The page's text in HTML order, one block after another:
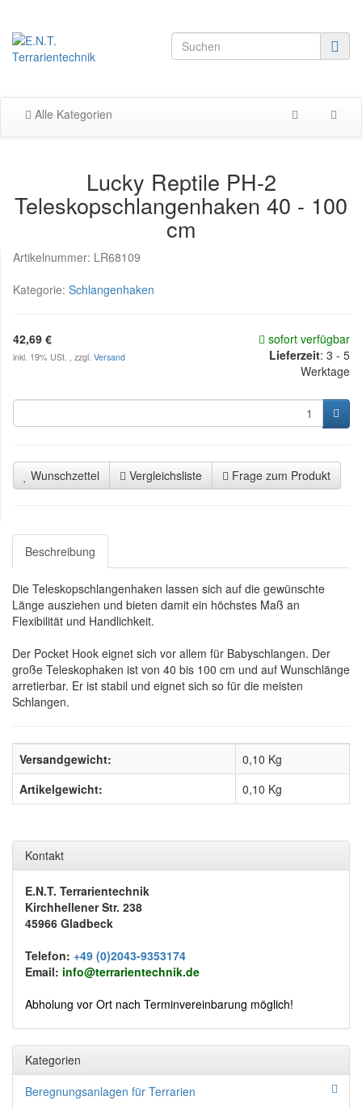
Alle Kategorien
Lucky Reptile PH-2
Teleskopschlangenhaken 40 - 100
cm
Artikelnummer: LR68109
Kategorie: Schlangenhaken
42,69 €
inkl. 19% USt. , zzgl. Versand
sofort verfügbar
Lieferzeit: 3 - 5
Werktage
Wunschzettel Vergleichsliste Frage zum Produkt
Beschreibung
Die Teleskopschlangenhaken lassen sich auf die gewünschte
Länge ausziehen und bieten damit ein höchstes Maß an
Flexibilität und Handlichkeit.
Der Pocket Hook eignet sich vor allem für Babyschlangen. Der
große Teleskophaken ist von 40 bis 100 cm und auf Wunschlänge
arretierbar. Er ist stabil und eignet sich so für die meisten
Schlangen.
Versandgewicht:
0,10 Kg
Artikelgewicht:
0,10 Kg
Kontakt
E.N.T. Terrarientechnik
Kirchhellener Str. 238
45966 Gladbeck
Telefon: +49 (0)2043-9353174
Email: info@terrarientechnik.de
Abholung vor Ort nach Terminvereinbarung möglich!
Kategorien
Beregnungsanlagen für Terrarien